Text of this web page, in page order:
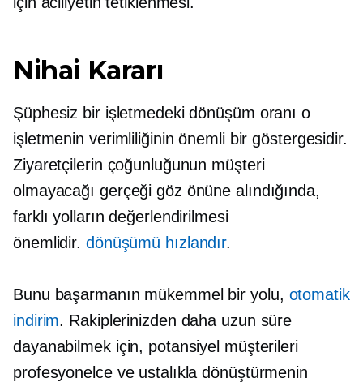
Nihai Kararı
Şüphesiz bir işletmedeki dönüşüm oranı o
işletmenin verimliliğinin önemli bir göstergesidir.
Ziyaretçilerin çoğunluğunun müşteri
olmayacağı gerçeği göz önüne alındığında,
farklı yolların değerlendirilmesi
önemlidir. dönüşümü hızlandır.
Bunu başarmanın mükemmel bir yolu, otomatik
indirim. Rakiplerinizden daha uzun süre
dayanabilmek için, potansiyel müşterileri
profesyonelce ve ustalıkla dönüştürmenin